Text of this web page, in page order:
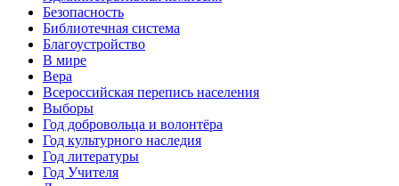
Безопасность
Библиотечная система
Благоустройство
В мире
Вера
Всероссийская перепись населения
Выборы
Год добровольца и волонтёра
Год культурного наследия
Год литературы
Год Учителя